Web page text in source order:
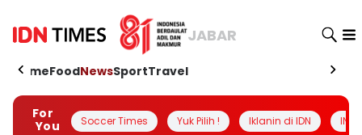
JABAR
HomeFoodNewsSportTravel
For
You
Soccer Times Yuk Pilih ! Iklanin di IDN